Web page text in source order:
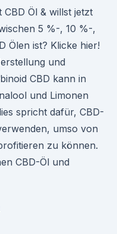
Öl & willst jetzt
5 %-, 10 %-,
Ölen ist? Klicke hier!
und
CBD kann in
und Limonen
spricht dafür, CBD-
umso von
zu können.
CBD-Öl und